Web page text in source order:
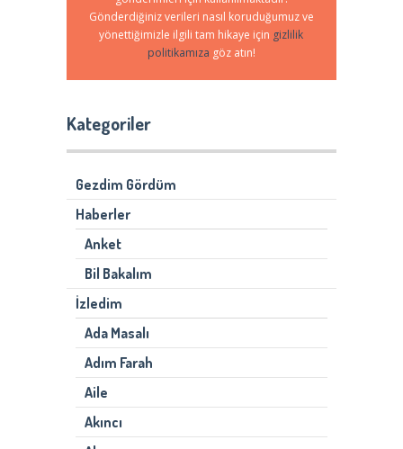
Gönderdiğiniz verileri nasıl koruduğumuz ve
yönettiğimizle ilgili tam hikaye için gizlilik
politikamıza göz atın!
Kategoriler
Gezdim Gördüm
Haberler
Anket
Bil Bakalım
İzledim
Ada Masalı
Adım Farah
Aile
Akıncı